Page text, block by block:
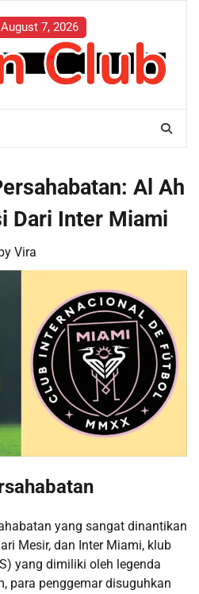
7, 2026
Al Ah
Dari Inter Miami
by Vira
yang sangat dinantikan
Mesir, dan Inter Miami, klub
yang dimiliki oleh legenda
para penggemar disuguhkan